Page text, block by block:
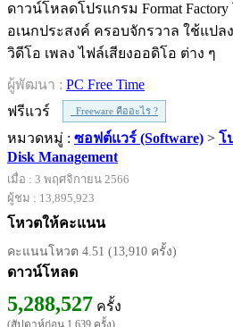
ดาวน์โหลดโปรแกรม Format
อเนกประสงค์ ครอบจักรวาล ใช้แป
วิดีโอ เพลง ไฟล์เสียงออดิโอ ต่าง ๆ
ผู้พัฒนา : PC Free Time
ฟรีแวร์
Freeware คืออะไร ?
หมวดหมู่ : ซอฟต์แวร์ (Software) > โ
Disk Management
เมื่อ : 3 พฤศจิกายน 2566
ผู้ชม : 13,895,923
โหวตให้คะแนน
คะแนนโหวต 4.51 (13,910 ครั้ง)
ดาวน์โหลด
5,288,527 ครั้ง